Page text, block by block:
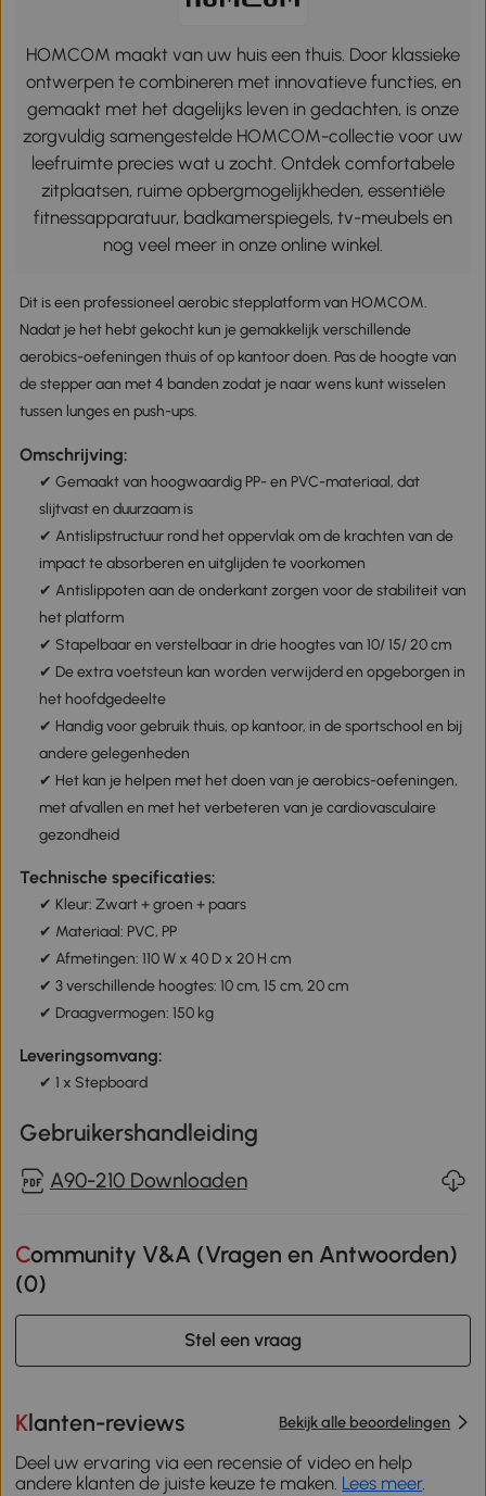
HOMCOM maakt van uw huis een thuis. Door klassieke
ontwerpen te combineren met innovatieve functies, en
gemaakt met het dagelijks leven in gedachten, is onze
zorgvuldig samengestelde HOMCOM-collectie voor uw
leefruimte precies wat u zocht. Ontdek comfortabele
zitplaatsen, ruime opbergmogelijkheden, essentiële
fitnessapparatuur, badkamerspiegels, tv-meubels en
nog veel meer in onze online winkel.
Dit is een professioneel aerobic stepplatform van HOMCOM.
Nadat je het hebt gekocht kun je gemakkelijk verschillende
aerobics-oefeningen thuis of op kantoor doen. Pas de hoogte van
de stepper aan met 4 banden zodat je naar wens kunt wisselen
tussen lunges en push-ups.
Omschrijving:
✔ Gemaakt van hoogwaardig PP- en PVC-materiaal, dat
slijtvast en duurzaam is
✔ Antislipstructuur rond het oppervlak om de krachten van de
impact te absorberen en uitglijden te voorkomen
✔ Antislippoten aan de onderkant zorgen voor de stabiliteit van
het platform
✔ Stapelbaar en verstelbaar in drie hoogtes van 10/ 15/ 20 cm
✔ De extra voetsteun kan worden verwijderd en opgeborgen in
het hoofdgedeelte
✔ Handig voor gebruik thuis, op kantoor, in de sportschool en bij
andere gelegenheden
✔ Het kan je helpen met het doen van je aerobics-oefeningen,
met afvallen en met het verbeteren van je cardiovasculaire
gezondheid
Technische specificaties:
✔ Kleur: Zwart + groen + paars
✔ Materiaal: PVC, PP
✔ Afmetingen: 110 W x 40 D x 20 H cm
✔ 3 verschillende hoogtes: 10 cm, 15 cm, 20 cm
✔ Draagvermogen: 150 kg
Leveringsomvang:
✔ 1 x Stepboard
Gebruikershandleiding
A90-210 Downloaden
Community V&A (Vragen en Antwoorden)
(0)
Stel een vraag
Klanten-reviews Bekijk alle beoordelingen
Deel uw ervaring via een recensie of video en help
andere klanten de juiste keuze te maken. Lees meer.